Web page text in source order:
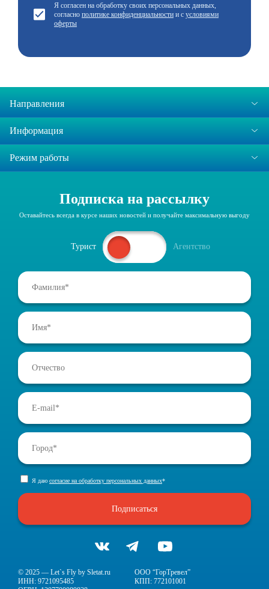
Я согласен на обработку своих персональных данных,
согласно политике конфиденциальности и с условиями
оферты
Направления
Информация
Режим работы
Подписка на рассылку
Оставайтесь всегда в курсе наших новостей и получайте максимальную выгоду
Турист Агентство
Я даю согласие на обработку персональных данных*
Подписаться
© 2025 — Let`s Fly by Sletat.ru
ООО “ГорТревел”
ИНН: 9721095485
КПП: 772101001